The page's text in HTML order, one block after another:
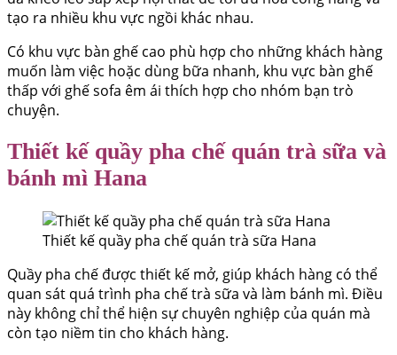
tạo ra nhiều khu vực ngồi khác nhau.
Có khu vực bàn ghế cao phù hợp cho những khách hàng
muốn làm việc hoặc dùng bữa nhanh, khu vực bàn ghế
thấp với ghế sofa êm ái thích hợp cho nhóm bạn trò
chuyện.
Thiết kế quầy pha chế quán trà sữa và
bánh mì Hana
Thiết kế quầy pha chế quán trà sữa Hana
Quầy pha chế được thiết kế mở, giúp khách hàng có thể
quan sát quá trình pha chế trà sữa và làm bánh mì. Điều
này không chỉ thể hiện sự chuyên nghiệp của quán mà
còn tạo niềm tin cho khách hàng.